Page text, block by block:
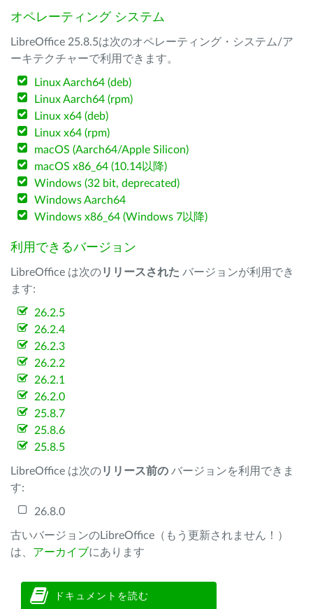
オペレーティング システム
LibreOffice 25.8.5は次のオペレーティング・システム/ア
ーキテクチャーで利用できます。
Linux Aarch64 (deb)
Linux Aarch64 (rpm)
Linux x64 (deb)
Linux x64 (rpm)
macOS (Aarch64/Apple Silicon)
macOS x86_64 (10.14以降)
Windows (32 bit, deprecated)
Windows Aarch64
Windows x86_64 (Windows 7以降)
利用できるバージョン
LibreOffice は次のリリースされた バージョンが利用でき
ます:
26.2.5
26.2.4
26.2.3
26.2.2
26.2.1
26.2.0
25.8.7
25.8.6
25.8.5
LibreOffice は次のリリース前の バージョンを利用できま
す:
26.8.0
古いバージョンのLibreOffice（もう更新されません！）
は、 アーカイブにあります
ドキュメントを読む